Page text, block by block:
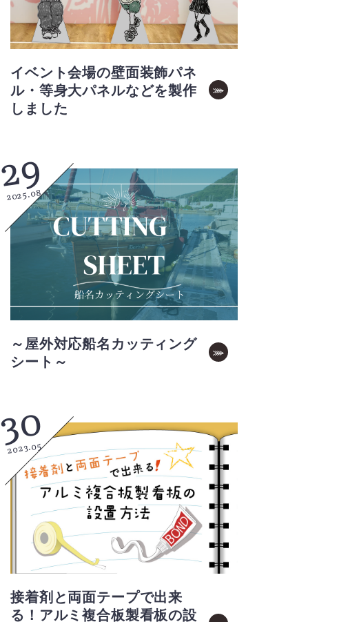
イベント会場の壁面装飾パネ
ル・等身大パネルなどを製作
しました
29
2025.08
～屋外対応船名カッティング
シート～
30
2023.05
接着剤と両面テープで出来
る！アルミ複合板製看板の設